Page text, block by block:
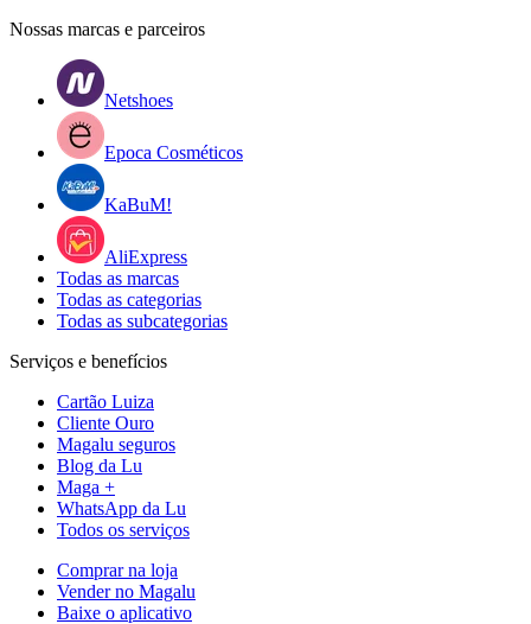
Nossas marcas e parceiros
Netshoes
Epoca Cosméticos
KaBuM!
AliExpress
Todas as marcas
Todas as categorias
Todas as subcategorias
Serviços e benefícios
Cartão Luiza
Cliente Ouro
Magalu seguros
Blog da Lu
Maga +
WhatsApp da Lu
Todos os serviços
Comprar na loja
Vender no Magalu
Baixe o aplicativo